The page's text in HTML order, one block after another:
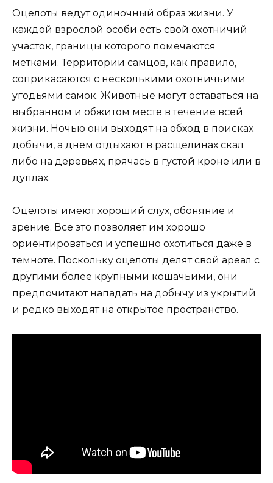
Оцелоты ведут одиночный образ жизни. У
каждой взрослой особи есть свой охотничий
участок, границы которого помечаются
метками. Территории самцов, как правило,
соприкасаются с несколькими охотничьими
угодьями самок. Животные могут оставаться на
выбранном и обжитом месте в течение всей
жизни. Ночью они выходят на обход в поисках
добычи, а днем отдыхают в расщелинах скал
либо на деревьях, прячась в густой кроне или в
дуплах.
Оцелоты имеют хороший слух, обоняние и
зрение. Все это позволяет им хорошо
ориентироваться и успешно охотиться даже в
темноте. Поскольку оцелоты делят свой ареал с
другими более крупными кошачьими, они
предпочитают нападать на добычу из укрытий
и редко выходят на открытое пространство.